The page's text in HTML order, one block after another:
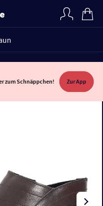
zum Schnäppchen! Zur App